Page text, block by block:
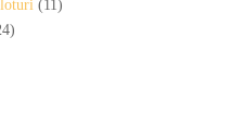
(11)